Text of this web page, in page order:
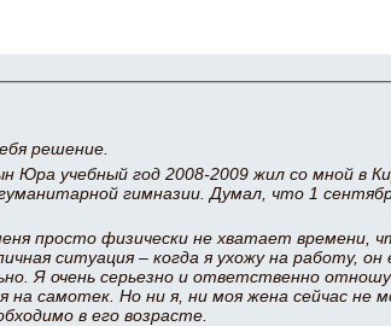
решение.
учебный год 2008-2009 жил со мной в
гимназии. Думал, что 1
просто физически не хватает времени,
ситуация – когда я ухожу на работу, он
Я очень серьезно и ответственно
на самотек. Но ни я, ни моя жена сейчас не
в его возрасте.